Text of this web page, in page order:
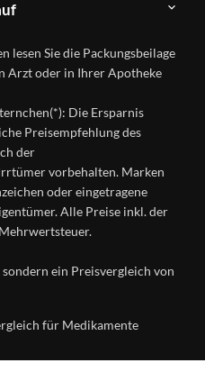
lesen Sie die Packungsbeilage
Arzt oder in Ihrer Apotheke
Die Ersparnis
Preisempfehlung des
der
vorbehalten. Marken
oder eingetragene
Alle Preise inkl. der
ein Preisvergleich von
für Medikamente